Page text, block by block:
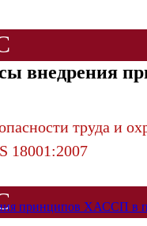
труда и
18001:2007
внедрения